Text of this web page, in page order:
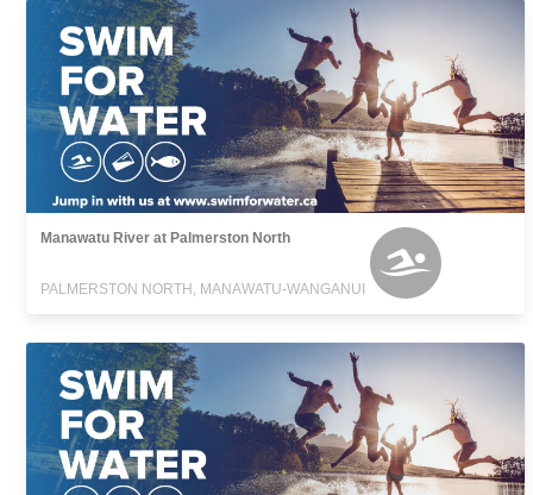
Manawatu River at Palmerston North
PALMERSTON NORTH, MANAWATU-WANGANUI